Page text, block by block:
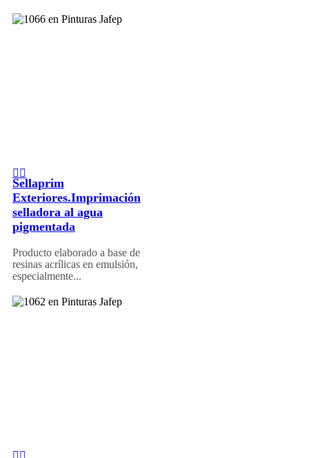
Sellaprim
Exteriores.Imprimación
selladora al agua
pigmentada
Producto elaborado a base de
resinas acrílicas en emulsión,
especialmente...